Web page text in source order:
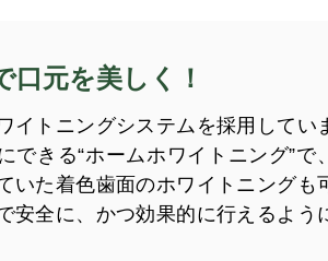
口元を美しく！
イトニングシステムを採用してい
できる“ホームホワイトニング”で
いた着色歯面のホワイトニングも
安全に、かつ効果的に行えるよう